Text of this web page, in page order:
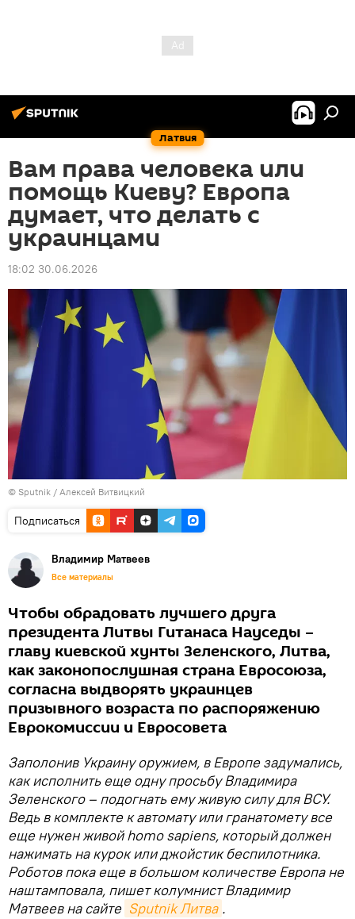
Латвия
Вам права человека или
помощь Киеву? Европа
думает, что делать с
украинцами
18:02 30.06.2026
© Sputnik / Алексей Витвицкий
Подписаться
Владимир Матвеев
Все материалы
Чтобы обрадовать лучшего друга
президента Литвы Гитанаса Науседы –
главу киевской хунты Зеленского, Литва,
как законопослушная страна Евросоюза,
согласна выдворять украинцев
призывного возраста по распоряжению
Еврокомиссии и Евросовета
Заполонив Украину оружием, в Европе задумались,
как исполнить еще одну просьбу Владимира
Зеленского – подогнать ему живую силу для ВСУ.
Ведь в комплекте к автомату или гранатомету все
еще нужен живой homo sapiens, который должен
нажимать на курок или джойстик беспилотника.
Роботов пока еще в большом количестве Европа не
наштамповала, пишет колумнист Владимир
Матвеев на сайте Sputnik Литва .